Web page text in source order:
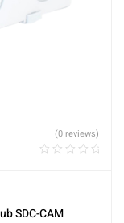
(0 reviews)
SDC-CAM